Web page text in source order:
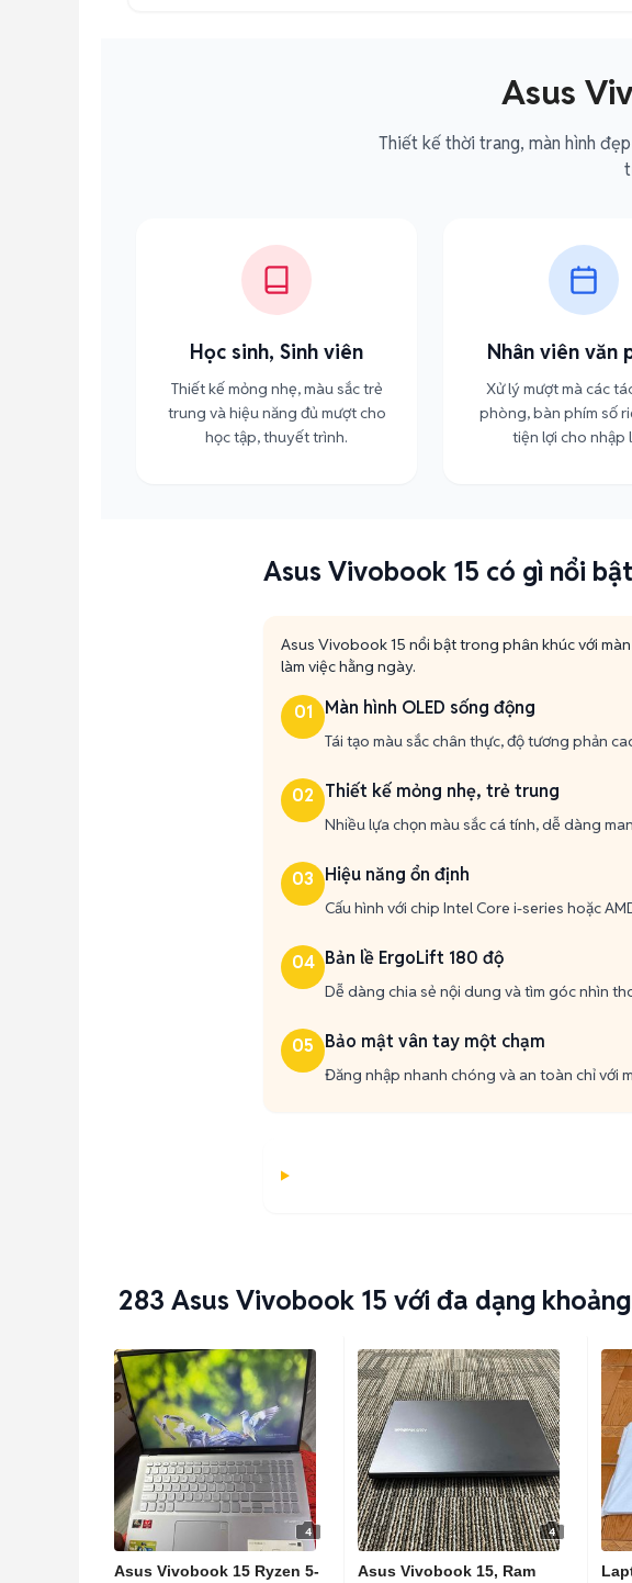
Asus
Thiết kế thời trang, màn hình
Học sinh, Sinh viên
Thiết kế mỏng nhẹ, màu sắc trẻ
trung và hiệu năng đủ mượt cho
học tập, thuyết trình.
Nhân viên văn
Xử lý mượt mà các
phòng, bàn phím số
tiện lợi cho nhập
Asus Vivobook 15 có gì nổi
Asus Vivobook 15 nổi bật trong phân khúc với
làm việc hằng ngày.
01 Màn hình OLED sống động
Tái tạo màu sắc chân thực, độ tương phản
02 Thiết kế mỏng nhẹ, trẻ trung
Nhiều lựa chọn màu sắc cá tính, dễ dàng
03 Hiệu năng ổn định
Cấu hình với chip Intel Core i-series hoặc
04 Bản lề ErgoLift 180 độ
Dễ dàng chia sẻ nội dung và tìm góc nhìn
05 Bảo mật vân tay một chạm
Đăng nhập nhanh chóng và an toàn chỉ với
283 Asus Vivobook 15 với đa dạng
4
Asus Vivobook 15 Ryzen 5-
4
Asus Vivobook 15, Ram